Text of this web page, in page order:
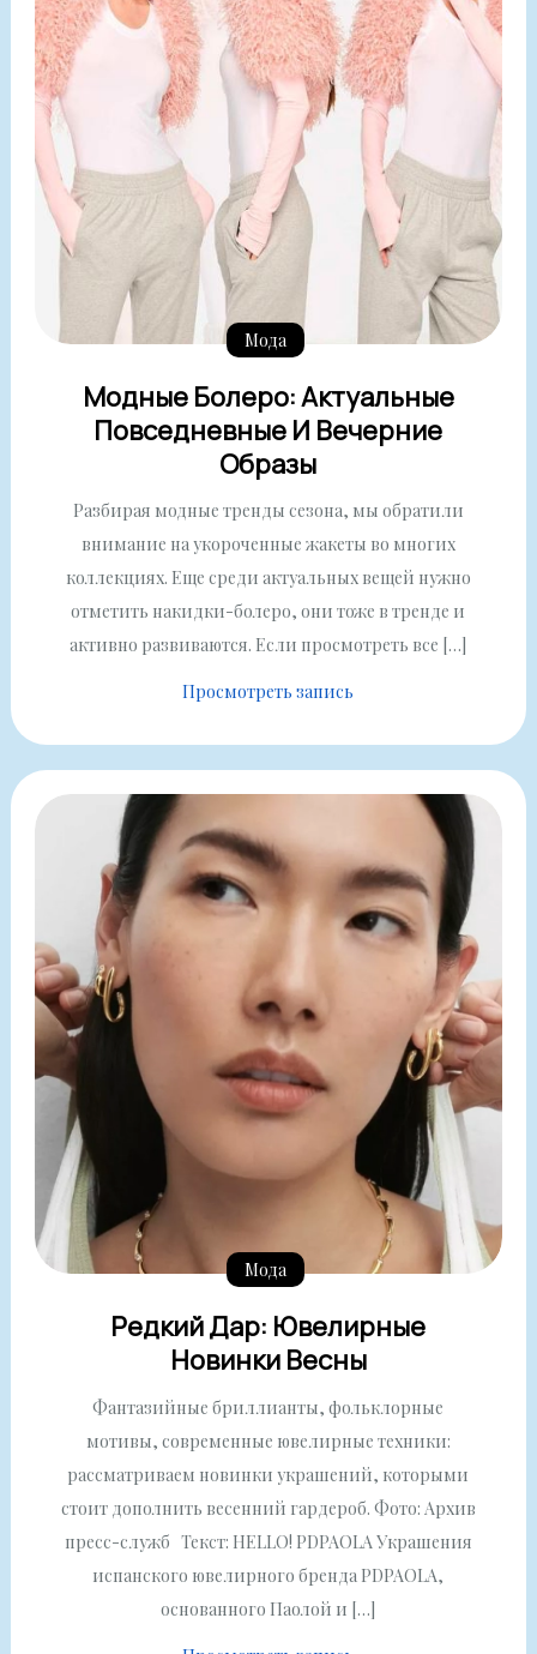
Мода
Модные Болеро: Актуальные
Повседневные И Вечерние
Образы
Разбирая модные тренды сезона, мы обратили
внимание на укороченные жакеты во многих
коллекциях. Еще среди актуальных вещей нужно
отметить накидки-болеро, они тоже в тренде и
активно развиваются. Если просмотреть все […]
Просмотреть запись
Мода
Редкий Дар: Ювелирные
Новинки Весны
Фантазийные бриллианты, фольклорные
мотивы, современные ювелирные техники:
рассматриваем новинки украшений, которыми
стоит дополнить весенний гардероб. Фото: Архив
пресс-служб Текст: HELLO! PDPAOLA Украшения
испанского ювелирного бренда PDPAOLA,
основанного Паолой и […]